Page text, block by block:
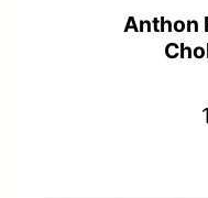
Anthon